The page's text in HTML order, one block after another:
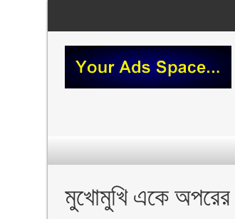
মুখোমুখি একে অপরের